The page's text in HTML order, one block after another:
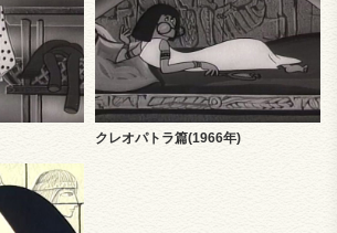
クレオパトラ篇(1966年)